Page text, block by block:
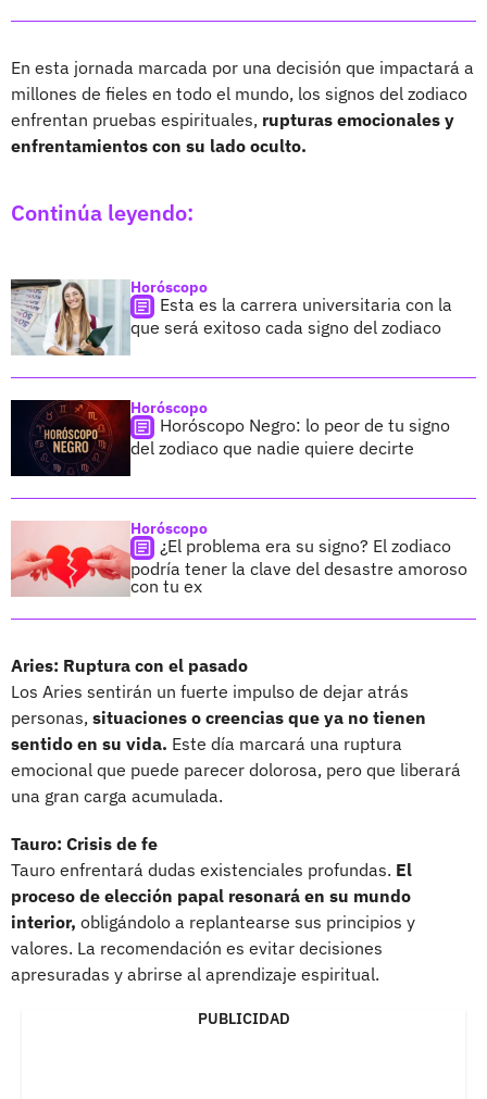
En esta jornada marcada por una decisión que impactará a
millones de fieles en todo el mundo, los signos del zodiaco
enfrentan pruebas espirituales, rupturas emocionales y
enfrentamientos con su lado oculto.
Continúa leyendo:
Horóscopo
Esta es la carrera universitaria con la
que será exitoso cada signo del zodiaco
Horóscopo
Horóscopo Negro: lo peor de tu signo
del zodiaco que nadie quiere decirte
Horóscopo
¿El problema era su signo? El zodiaco
podría tener la clave del desastre amoroso
con tu ex
Aries: Ruptura con el pasado
Los Aries sentirán un fuerte impulso de dejar atrás
personas, situaciones o creencias que ya no tienen
sentido en su vida. Este día marcará una ruptura
emocional que puede parecer dolorosa, pero que liberará
una gran carga acumulada.
Tauro: Crisis de fe
Tauro enfrentará dudas existenciales profundas. El
proceso de elección papal resonará en su mundo
interior, obligándolo a replantearse sus principios y
valores. La recomendación es evitar decisiones
apresuradas y abrirse al aprendizaje espiritual.
PUBLICIDAD